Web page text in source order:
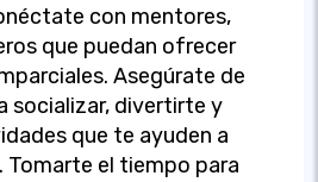
con mentores,
que puedan ofrecer
Asegúrate de
socializar, divertirte y
que te ayuden a
Tomarte el tiempo para